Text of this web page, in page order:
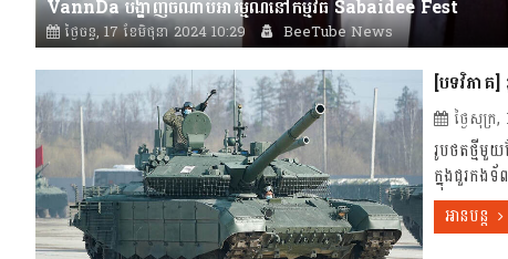
VannDa បង្ហាញចំណាប់អារម្មណ៍នៅកម្មវិធី Sabaidee Fest
ថ្ងៃចន្ទ, 17 ខែមិថុនា 2024 10:29 BeeTube News
[បទវិភាគ]
ថ្ងៃសុក្
រូបថត​ថ្មី​មួ
ក្នុងជួរកង
អានបន្ត